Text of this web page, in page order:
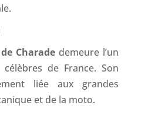
Charade demeure l’un
de France. Son
liée aux grandes
et de la moto.